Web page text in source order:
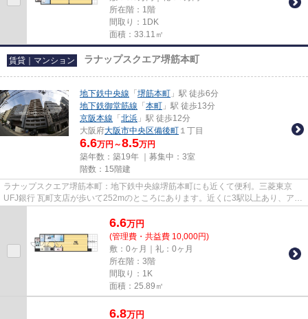
所在階：1階
間取り：1DK
面積：33.11㎡
賃貸｜マンション ラナップスクエア堺筋本町
地下鉄中央線 「 堺筋本町 」駅 徒歩6分
地下鉄御堂筋線 「 本町 」駅 徒歩13分
京阪本線 「 北浜 」駅 徒歩12分
大阪府大阪市中央区備後町 １丁目
6.6万円～8.5万円
築年数：築19年 ｜募集中： 3室
階数：15階建
ラナップスクエア堺筋本町：地下鉄中央線堺筋本町にも近くて便利。三菱東京
UFJ銀行 瓦町支店が歩いて252mのところにあります。近くに3駅以上あり、アク
6.6万円
(管理費・共益費 10,000円)
敷：0ヶ月｜礼：0ヶ月
所在階：3階
間取り：1K
面積：25.89㎡
6.8万円